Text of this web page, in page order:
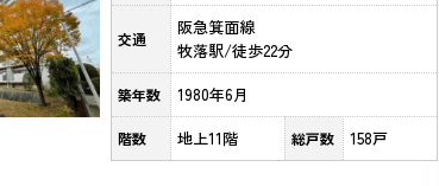
交通
阪急箕面線
牧落駅/徒歩22分
築年数 1980年6月
階数 地上11階 総戸数 158戸